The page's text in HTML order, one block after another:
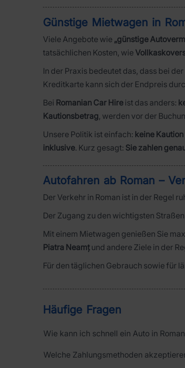
Günstige Mietwagen in
Viele Angebote wie „günstige
tatsächlichen Kosten, wie
In der Praxis bedeutet das, dass bei
Kreditkarte kann sich der Endpreis
Bei Romanian Car Hire ist das anders:
Kautionsbetrag, werden vor der
Unsere Politik ist einfach: keine
inklusive. Kurz gesagt: Sie zahlen
Autofahren ab Roman –
Der Verkehr in Roman ist in der Regel
Der Zugang zu den wichtigsten
Mit einem Mietwagen genießen Sie
Piatra Neamț und andere Ziele in der
Für den täglichen Gebrauch sowie für
Häufige Fragen
Wie kann ich schnell ein Auto in
Welche Zahlungsmethoden